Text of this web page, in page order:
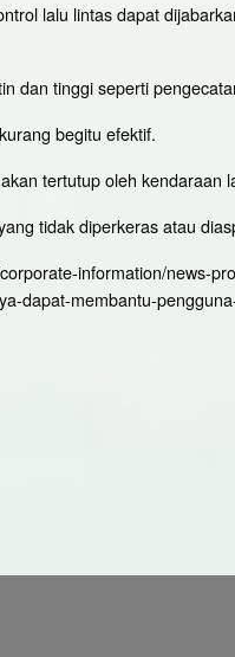
lalu lintas dapat
dan tinggi seperti
begitu efektif.
tertutup oleh kendaraan
tidak diperkeras atau
information/news-
dapat-membantu-